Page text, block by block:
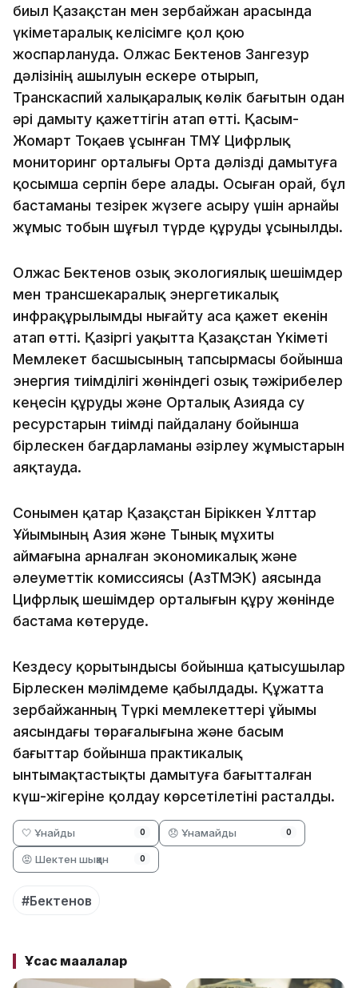
биыл Қазақстан мен Әзербайжан арасында
үкіметаралық келісімге қол қою
жоспарлануда. Олжас Бектенов Зангезур
дәлізінің ашылуын ескере отырып,
Транскаспий халықаралық көлік бағытын одан
әрі дамыту қажеттігін атап өтті. Қасым-
Жомарт Тоқаев ұсынған ТМҰ Цифрлық
мониторинг орталығы Орта дәлізді дамытуға
қосымша серпін бере алады. Осыған орай, бұл
бастаманы тезірек жүзеге асыру үшін арнайы
жұмыс тобын шұғыл түрде құруды ұсынылды.
Олжас Бектенов озық экологиялық шешімдер
мен трансшекаралық энергетикалық
инфрақұрылымды нығайту аса қажет екенін
атап өтті. Қазіргі уақытта Қазақстан Үкіметі
Мемлекет басшысының тапсырмасы бойынша
энергия тиімділігі жөніндегі озық тәжірибелер
кеңесін құруды және Орталық Азияда су
ресурстарын тиімді пайдалану бойынша
бірлескен бағдарламаны әзірлеу жұмыстарын
аяқтауда.
Сонымен қатар Қазақстан Біріккен Ұлттар
Ұйымының Азия және Тынық мұхиты
аймағына арналған экономикалық және
әлеуметтік комиссиясы (АзТМЭӘК) аясында
Цифрлық шешімдер орталығын құру жөнінде
бастама көтеруде.
Кездесу қорытындысы бойынша қатысушылар
Бірлескен мәлімдеме қабылдады. Құжатта
Әзербайжанның Түркі мемлекеттері ұйымы
аясындағы төрағалығына және басым
бағыттар бойынша практикалық
ынтымақтастықты дамытуға бағытталған
күш-жігеріне қолдау көрсетілетіні расталды.
🤍 Ұнайды 0 😞 Ұнамайды 0
😡 Шектен шыққан 0
#Бектенов
Ұқсас мақалалар